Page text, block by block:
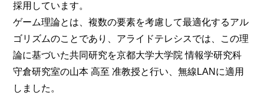
採用しています。
ゲーム理論とは、複数の要素を考慮して最適化するアル
ゴリズムのことであり、アライドテレシスでは、この理
論に基づいた共同研究を京都大学大学院 情報学研究科
守倉研究室の山本 高至 准教授と行い、無線LANに適用
しました。